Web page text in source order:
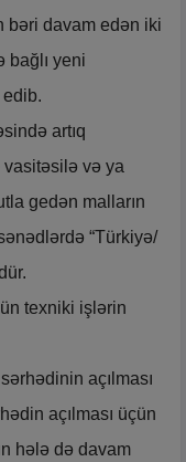
bəri davam edən iki
bağlı yeni
artıq
və ya
gedən malların
“Türkiyə/
texniki işlərin
açılması
açılması üçün
hələ də davam